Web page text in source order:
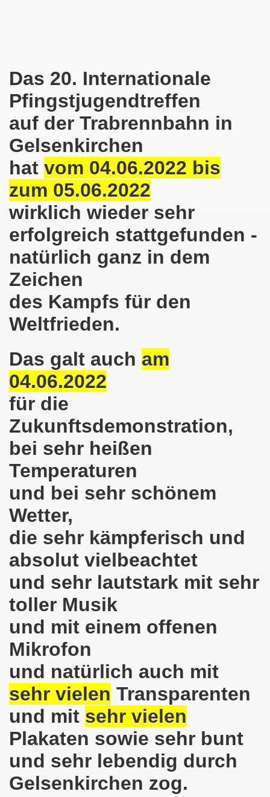
Das 20. Internationale
Pfingstjugendtreffen
auf der Trabrennbahn in
Gelsenkirchen
hat vom 04.06.2022 bis
zum 05.06.2022
wirklich wieder sehr
erfolgreich stattgefunden -
natürlich ganz in dem
Zeichen
des Kampfs für den
Weltfrieden.
Das galt auch am
04.06.2022
für die
Zukunftsdemonstration,
bei sehr heißen
Temperaturen
und bei sehr schönem
Wetter,
die sehr kämpferisch und
absolut vielbeachtet
und sehr lautstark mit sehr
toller Musik
und mit einem offenen
Mikrofon
und natürlich auch mit
sehr vielen Transparenten
und mit sehr vielen
Plakaten sowie sehr bunt
und sehr lebendig durch
Gelsenkirchen zog.
am 28.02.2022 - breiter Protest und breiter
ruft auf am 28.02.2022 zum Tag des
Bewegung am 14. Februar 2022 in der Innenstadt
der 740. Gelsenkirchener Montagsdemo-Bewegung
macht im neuen Jahr 2022 am 10.01.2022
am 13.12.2021 nimmt Ampel-Koalition unter
am 06.12.2021 in Halle an der Saale Contra
Bewegung am 08.11.2021 im Zeichen des Kampfs zur
den 08.11.2021 Tag des Widerstands für die
Armut und auch gegen Arbeitsplatzvernichtung stand
die Abwälzung der Krisenlasten auf unserem
in Gelsenkirchenen-Buer am 11.10.2021
Gelsenkirchener Montagsdemo-Bewegung am
auch wieder für die Landesliste der
am 13.09.2021 im direkten Gespräch -
solidarisch am 12.07.2021 mit Stefan Engel,
Bewegung Gelsenkirchen am 12.07.2021!
Bürger am 14.06.2021 müssen alle
Gelsenkirchener Montagsdemo-Bewegung am
Bewegung am 17.05.2021 setzt Zeichen der Solidarität
am 12.04.2021: Klare Kante gegen Corona-
als einer der Schwerpunkt-Themen am 12.04.2021 der
Bewegung am 29.03.2021 steht konsequent
sendet kämpferische Grüße am 08.03.2021 zum
Bewegung am 08.03.2021 im Zeichen des
Montagsdemo-Bewegung am 08. März
bei Eiseskälte gegen die katastrophale Flüchtlings-
Montagsdemo-Bewegung am 15. Februar 2021